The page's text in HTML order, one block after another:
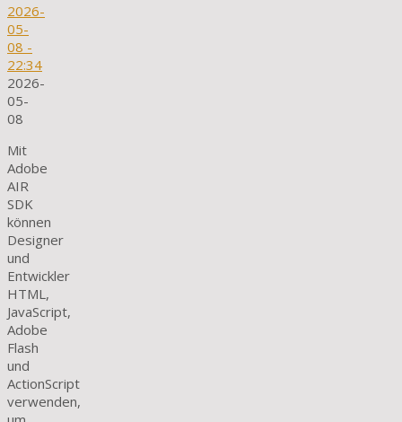
2026-
05-
08 -
22:34
2026-
05-
08
Mit
Adobe
AIR
SDK
können
Designer
und
Entwickler
HTML,
JavaScript,
Adobe
Flash
und
ActionScript
verwenden,